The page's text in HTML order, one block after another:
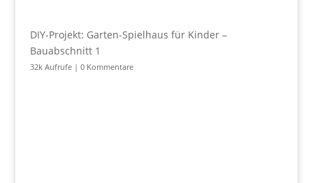
DIY-Projekt: Garten-Spielhaus für Kinder –
Bauabschnitt 1
32k Aufrufe| 0 Kommentare